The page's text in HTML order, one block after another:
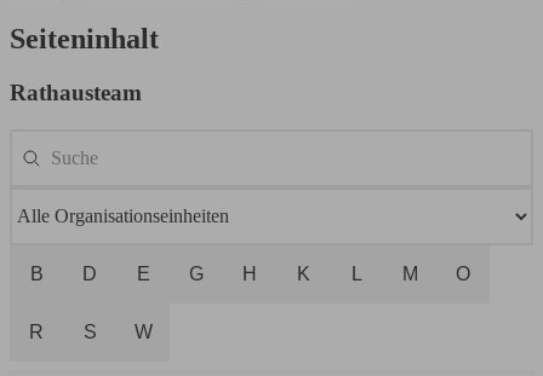
Seiteninhalt
Rathausteam
B D E G H K L M O
R S W